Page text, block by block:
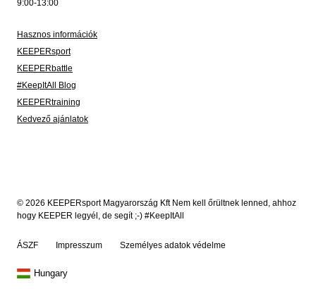
9:00-13:00
Hasznos információk
KEEPERsport
KEEPERbattle
#KeepItAll Blog
KEEPERtraining
Kedvező ajánlatok
© 2026 KEEPERsport Magyarország Kft Nem kell őrültnek lenned, ahhoz
hogy KEEPER legyél, de segít ;-) #KeepItAll
ÁSZF Impresszum Személyes adatok védelme
Hungary